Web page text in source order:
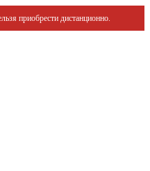
приобрести дистанционно.